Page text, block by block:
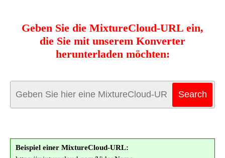
Geben Sie die MixtureCloud-URL ein,
die Sie mit unserem Konverter
herunterladen möchten:
Beispiel einer MixtureCloud-URL: